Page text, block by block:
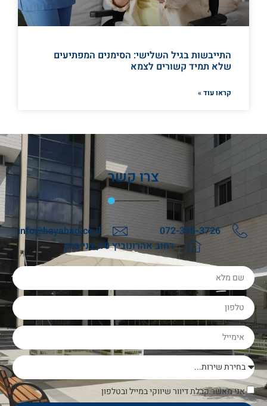
התייבשות בגיל השלישי: הסימנים המפתיעים
שלא תמיד קשורים לצמא
קראו עוד »
צרו קשר
072-395-3726
info@beyahad.co.il
רחוב אהרונוביץ 10, בני ברק
אני מאשר קבלת דיוור שיווקי במייל ובטלפון